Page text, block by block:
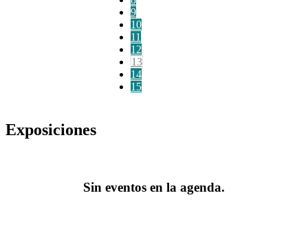
9
10
11
12
13
14
15
Exposiciones
Sin eventos en la agenda.